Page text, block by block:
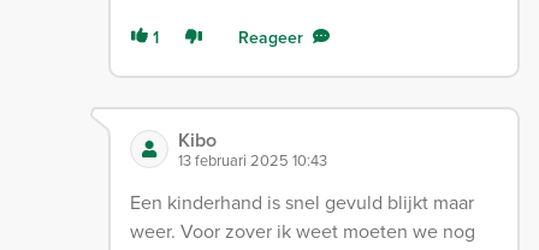
1 Reageer
Kibo
13 februari 2025 10:43
Een kinderhand is snel gevuld blijkt maar
weer. Voor zover ik weet moeten we nog